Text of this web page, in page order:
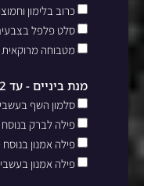
כרוב בלימון
סלט פלפל
מטבוחה
מנת ביניים - עד 2 סוגים לבחירה (חצי-חצי)
סלמון השף
פילה לברק בנוסח
פילה אמנון בנוסח
פילה אמנון